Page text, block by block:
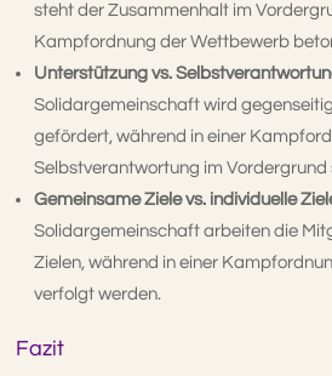
steht der Zusammenhalt im
Kampfordnung der Wettbewerb
Unterstützung vs.
Solidargemeinschaft wird
gefördert, während in einer
Selbstverantwortung im Vordergrund
Gemeinsame Ziele vs. individuelle
Solidargemeinschaft arbeiten die
Zielen, während in einer
verfolgt werden.
Fazit